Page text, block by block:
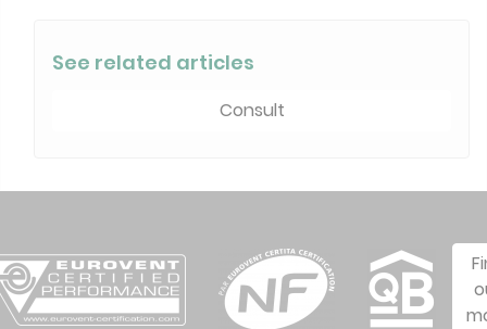
See related articles
Consult